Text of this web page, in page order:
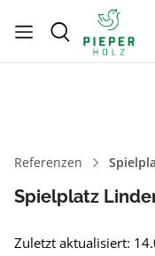
Referenzen
Spielplatz
Zuletzt aktualisiert: